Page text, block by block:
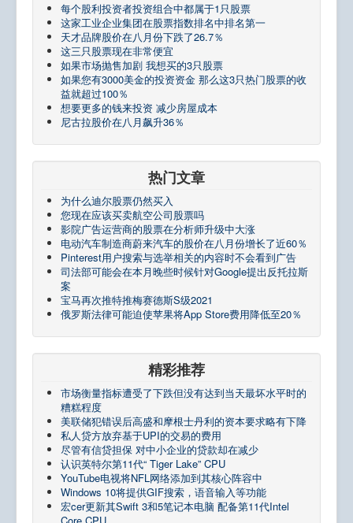
每个股利投资者投资组合中都属于1只股票
这家工业企业集团在股票指数排名中排名第一
天才品牌股价在八月份下跌了26.7％
这三只股票现在非常便宜
如果市场抛售加剧 我想买的3只股票
如果您有3000美金的投资资金 那么这3只热门股票的收
益就超过100％
想要更多的钱来投资 减少房屋成本
尼古拉股价在八月飙升36％
热门文章
为什么迪尔股票仍然买入
您现在应该买卖航空公司股票吗
影院广告运营商的股票在分析师升级中大涨
电动汽车制造商蔚来汽车的股价在八月份增长了近60％
Pinterest用户搜索与选举相关的内容时不会看到广告
司法部可能会在本月晚些时候针对Google提出反托拉斯
案
宝马再次推特推梅赛德斯S级2021
俄罗斯法律可能迫使苹果将App Store费用降低至20％
精彩推荐
市场衡量指标遭受了下跌但没有达到当天最坏水平时的
糟糕程度
美联储犯错误后高盛和摩根士丹利的资本要求略有下降
私人贷方放弃基于UPI的交易的费用
尽管有信贷担保 对中小企业的贷款却在减少
认识英特尔第11代“ Tiger Lake” CPU
YouTube电视将NFL网络添加到其核心阵容中
Windows 10将提供GIF搜索，语音输入等功能
宏cer更新其Swift 3和5笔记本电脑 配备第11代Intel